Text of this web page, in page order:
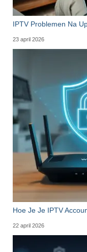
IPTV Problemen Na
23 april 2026
Hoe Je Je IPTV
22 april 2026